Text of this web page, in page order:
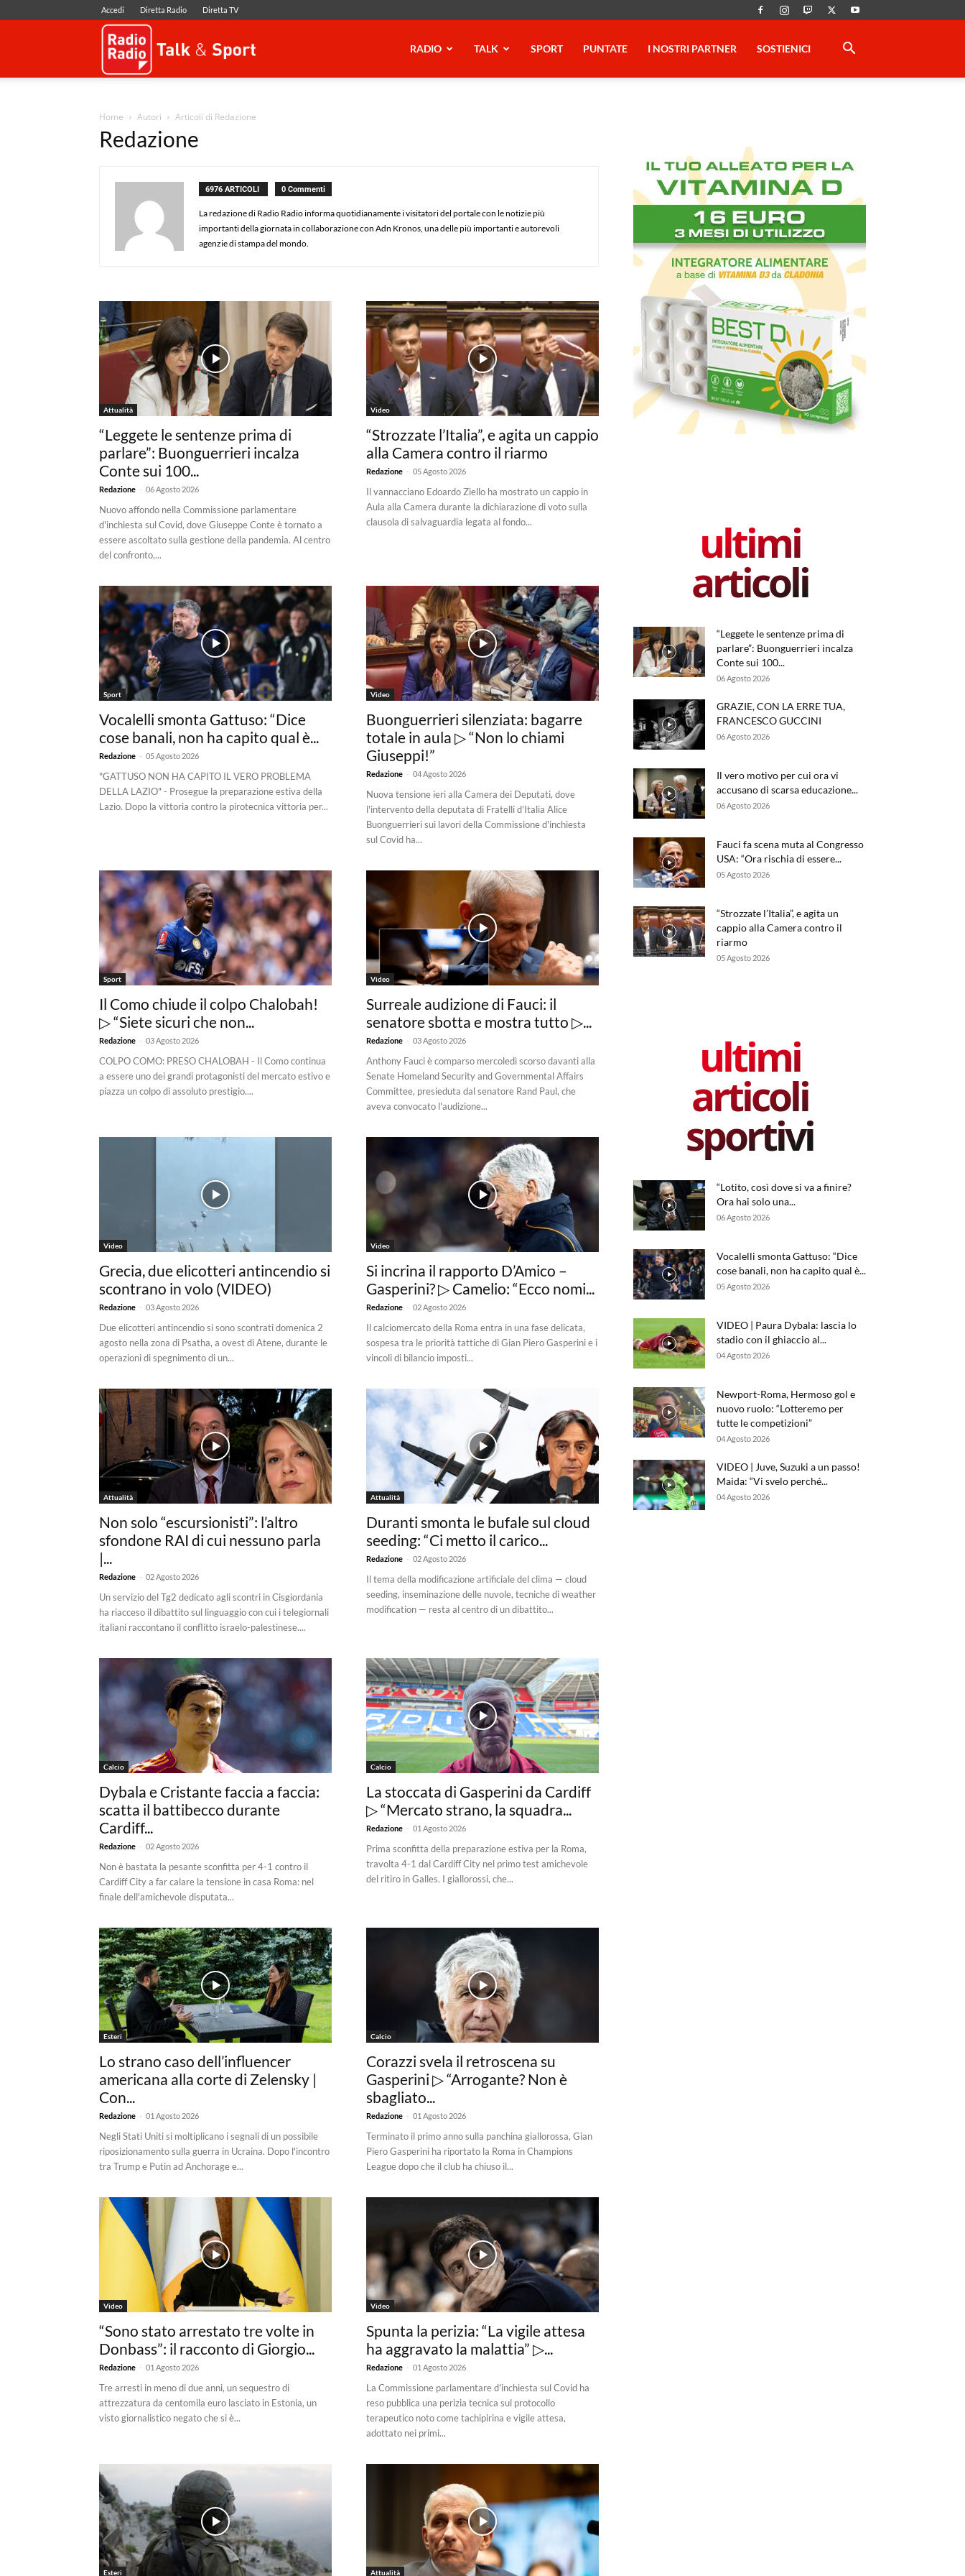
Accedi Diretta Radio Diretta TV
RADIO TALK SPORT PUNTATE I NOSTRI PARTNER SOSTIENICI
Home Autori Articoli di Redazione
Redazione
6976 ARTICOLI 0 Commenti
La redazione di Radio Radio informa quotidianamente i visitatori del portale con le notizie più
importanti della giornata in collaborazione con Adn Kronos, una delle più importanti e autorevoli
agenzie di stampa del mondo.
Attualità
“Leggete le sentenze prima di
parlare”: Buonguerrieri incalza
Conte sui 100...
Redazione - 06 Agosto 2026
Nuovo affondo nella Commissione parlamentare
d'inchiesta sul Covid, dove Giuseppe Conte è tornato a
essere ascoltato sulla gestione della pandemia. Al centro
del confronto,...
Video
“Strozzate l’Italia”, e agita un cappio
alla Camera contro il riarmo
Redazione - 05 Agosto 2026
Il vannacciano Edoardo Ziello ha mostrato un cappio in
Aula alla Camera durante la dichiarazione di voto sulla
clausola di salvaguardia legata al fondo...
Sport
Vocalelli smonta Gattuso: “Dice
cose banali, non ha capito qual è...
Redazione - 05 Agosto 2026
"GATTUSO NON HA CAPITO IL VERO PROBLEMA
DELLA LAZIO" - Prosegue la preparazione estiva della
Lazio. Dopo la vittoria contro la pirotecnica vittoria per...
Video
Buonguerrieri silenziata: bagarre
totale in aula ▷ “Non lo chiami
Giuseppi!”
Redazione - 04 Agosto 2026
Nuova tensione ieri alla Camera dei Deputati, dove
l'intervento della deputata di Fratelli d'Italia Alice
Buonguerrieri sui lavori della Commissione d'inchiesta
sul Covid ha...
Sport
Il Como chiude il colpo Chalobah!
▷ “Siete sicuri che non...
Redazione - 03 Agosto 2026
COLPO COMO: PRESO CHALOBAH - Il Como continua
a essere uno dei grandi protagonisti del mercato estivo e
piazza un colpo di assoluto prestigio....
Video
Surreale audizione di Fauci: il
senatore sbotta e mostra tutto ▷...
Redazione - 03 Agosto 2026
Anthony Fauci è comparso mercoledì scorso davanti alla
Senate Homeland Security and Governmental Affairs
Committee, presieduta dal senatore Rand Paul, che
aveva convocato l'audizione...
Video
Grecia, due elicotteri antincendio si
scontrano in volo (VIDEO)
Redazione - 03 Agosto 2026
Due elicotteri antincendio si sono scontrati domenica 2
agosto nella zona di Psatha, a ovest di Atene, durante le
operazioni di spegnimento di un...
Video
Si incrina il rapporto D’Amico –
Gasperini? ▷ Camelio: “Ecco nomi...
Redazione - 02 Agosto 2026
Il calciomercato della Roma entra in una fase delicata,
sospesa tra le priorità tattiche di Gian Piero Gasperini e i
vincoli di bilancio imposti...
Attualità
Non solo “escursionisti”: l’altro
sfondone RAI di cui nessuno parla
|...
Redazione - 02 Agosto 2026
Un servizio del Tg2 dedicato agli scontri in Cisgiordania
ha riacceso il dibattito sul linguaggio con cui i telegiornali
italiani raccontano il conflitto israelo-palestinese....
Attualità
Duranti smonta le bufale sul cloud
seeding: “Ci metto il carico...
Redazione - 02 Agosto 2026
Il tema della modificazione artificiale del clima — cloud
seeding, inseminazione delle nuvole, tecniche di weather
modification — resta al centro di un dibattito...
Calcio
Dybala e Cristante faccia a faccia:
scatta il battibecco durante
Cardiff...
Redazione - 02 Agosto 2026
Non è bastata la pesante sconfitta per 4-1 contro il
Cardiff City a far calare la tensione in casa Roma: nel
finale dell'amichevole disputata...
Calcio
La stoccata di Gasperini da Cardiff
▷ “Mercato strano, la squadra...
Redazione - 01 Agosto 2026
Prima sconfitta della preparazione estiva per la Roma,
travolta 4-1 dal Cardiff City nel primo test amichevole
del ritiro in Galles. I giallorossi, che...
Esteri
Lo strano caso dell’influencer
americana alla corte di Zelensky |
Con...
Redazione - 01 Agosto 2026
Negli Stati Uniti si moltiplicano i segnali di un possibile
riposizionamento sulla guerra in Ucraina. Dopo l'incontro
tra Trump e Putin ad Anchorage e...
Calcio
Corazzi svela il retroscena su
Gasperini ▷ “Arrogante? Non è
sbagliato...
Redazione - 01 Agosto 2026
Terminato il primo anno sulla panchina giallorossa, Gian
Piero Gasperini ha riportato la Roma in Champions
League dopo che il club ha chiuso il...
Video
“Sono stato arrestato tre volte in
Donbass”: il racconto di Giorgio...
Redazione - 01 Agosto 2026
Tre arresti in meno di due anni, un sequestro di
attrezzatura da centomila euro lasciato in Estonia, un
visto giornalistico negato che si è...
Video
Spunta la perizia: “La vigile attesa
ha aggravato la malattia” ▷...
Redazione - 01 Agosto 2026
La Commissione parlamentare d'inchiesta sul Covid ha
reso pubblica una perizia tecnica sul protocollo
terapeutico noto come tachipirina e vigile attesa,
adottato nei primi...
Esteri Attualità
ultimi
articoli
“Leggete le sentenze prima di
parlare”: Buonguerrieri incalza
Conte sui 100...
06 Agosto 2026
GRAZIE, CON LA ERRE TUA,
FRANCESCO GUCCINI
06 Agosto 2026
Il vero motivo per cui ora vi
accusano di scarsa educazione...
06 Agosto 2026
Fauci fa scena muta al Congresso
USA: “Ora rischia di essere...
05 Agosto 2026
“Strozzate l’Italia”, e agita un
cappio alla Camera contro il
riarmo
05 Agosto 2026
ultimi
articoli
sportivi
“Lotito, così dove si va a finire?
Ora hai solo una...
06 Agosto 2026
Vocalelli smonta Gattuso: “Dice
cose banali, non ha capito qual è...
05 Agosto 2026
VIDEO | Paura Dybala: lascia lo
stadio con il ghiaccio al...
04 Agosto 2026
Newport-Roma, Hermoso gol e
nuovo ruolo: “Lotteremo per
tutte le competizioni”
04 Agosto 2026
VIDEO | Juve, Suzuki a un passo!
Maida: “Vi svelo perché...
04 Agosto 2026